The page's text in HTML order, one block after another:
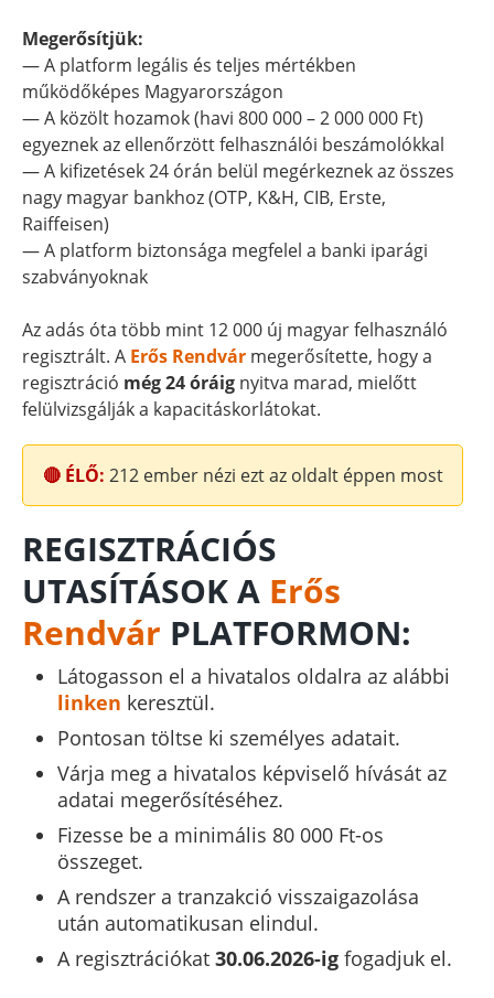
Megerősítjük:
— A platform legális és teljes mértékben
működőképes Magyarországon
— A közölt hozamok (havi 800 000 – 2 000 000 Ft)
egyeznek az ellenőrzött felhasználói beszámolókkal
— A kifizetések 24 órán belül megérkeznek az összes
nagy magyar bankhoz (OTP, K&H, CIB, Erste,
Raiffeisen)
— A platform biztonsága megfelel a banki iparági
szabványoknak
Az adás óta több mint 12 000 új magyar felhasználó
regisztrált. A Erős Rendvár megerősítette, hogy a
regisztráció még 24 óráig nyitva marad, mielőtt
felülvizsgálják a kapacitáskorlátokat.
🔴 ÉLŐ: 212ember nézi ezt az oldalt éppen most
REGISZTRÁCIÓS
UTASÍTÁSOK A Erős
Rendvár PLATFORMON:
Látogasson el a hivatalos oldalra az alábbi
linken keresztül.
Pontosan töltse ki személyes adatait.
Várja meg a hivatalos képviselő hívását az
adatai megerősítéséhez.
Fizesse be a minimális 80 000 Ft-os
összeget.
A rendszer a tranzakció visszaigazolása
után automatikusan elindul.
A regisztrációkat30.06.2026-igfogadjuk el.